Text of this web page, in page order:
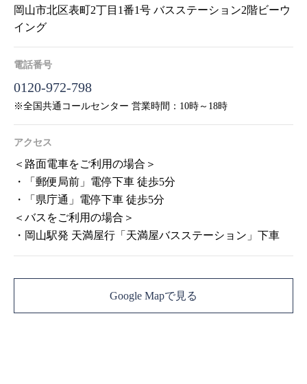
岡山市北区表町2丁目1番1号 バスステーション2階ビーウ
イング
電話番号
0120-972-798
※全国共通コールセンター 営業時間：10時～18時
アクセス
＜路面電車をご利用の場合＞
・「郵便局前」電停下車 徒歩5分
・「県庁通」電停下車 徒歩5分
＜バスをご利用の場合＞
・岡山駅発 天満屋行「天満屋バスステーション」下車
Google Mapで見る